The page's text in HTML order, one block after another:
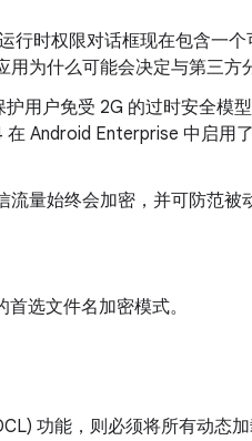
行时权限对话框现在包含一个
为什么可能会决定与第三方
用户免受 2G 的过时安全模
Android Enterprise 中启用
量始终会加密，并可防范被
选文件名加密模式。
功能，则必须将所有动态